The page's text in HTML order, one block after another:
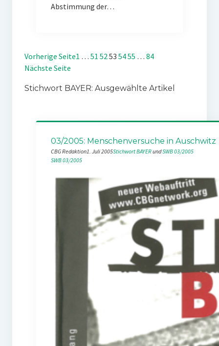
Abstimmung der…
Vorherige Seite1 … 51 5253 5455 … 84
Nächste Seite
Stichwort BAYER: Ausgewählte Artikel
03/2005: Menschenversuche in Auschwitz
CBG Redaktion1. Juli 2005Stichwort BAYER und SWB 03/2005
SWB 03/2005